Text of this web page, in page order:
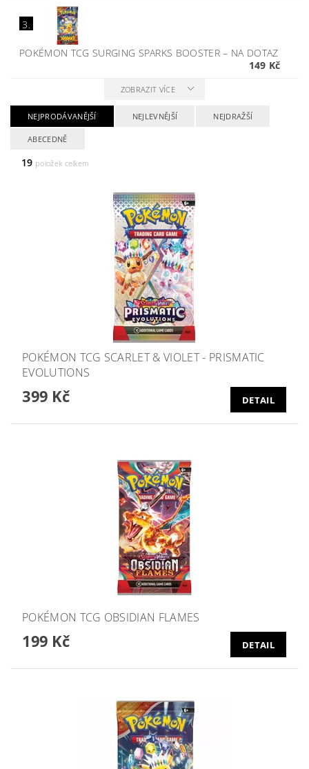
3.
POKÉMON TCG SURGING SPARKS BOOSTER– NA DOTAZ
149 Kč
ZOBRAZIT VÍCE
NEJPRODÁVANĚJŠÍ NEJLEVNĚJŠÍ NEJDRAŽŠÍ
ABECEDNĚ
19 položek celkem
POKÉMON TCG SCARLET & VIOLET - PRISMATIC
EVOLUTIONS
399 Kč DETAIL
POKÉMON TCG OBSIDIAN FLAMES
199 Kč DETAIL